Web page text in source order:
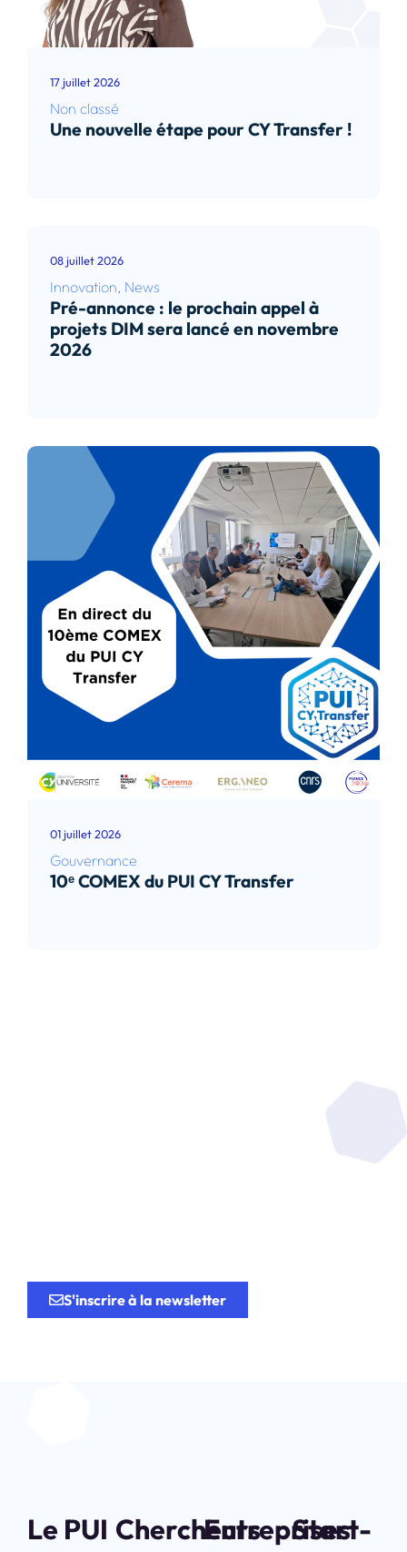
17 juillet 2026
Non classé
Une nouvelle étape pour CY Transfer !
08 juillet 2026
Innovation, News
Pré-annonce : le prochain appel à
projets DIM sera lancé en novembre
2026
01 juillet 2026
Gouvernance
10ᵉ COMEX du PUI CY Transfer
S'inscrire à la newsletter
Le PUI ChercheursEntreprises
Start-